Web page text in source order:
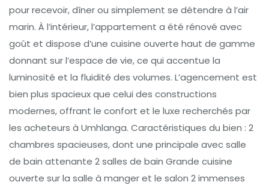
pour recevoir, dîner ou simplement se détendre à l’air
marin. À l’intérieur, l’appartement a été rénové avec
goût et dispose d’une cuisine ouverte haut de gamme
donnant sur l’espace de vie, ce qui accentue la
luminosité et la fluidité des volumes. L’agencement est
bien plus spacieux que celui des constructions
modernes, offrant le confort et le luxe recherchés par
les acheteurs à Umhlanga. Caractéristiques du bien : 2
chambres spacieuses, dont une principale avec salle
de bain attenante 2 salles de bain Grande cuisine
ouverte sur la salle à manger et le salon 2 immenses